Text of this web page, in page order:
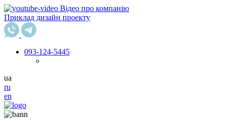
Відео про компанію
Приклад дизайн проекту
093-124-5445
ua
ru
en